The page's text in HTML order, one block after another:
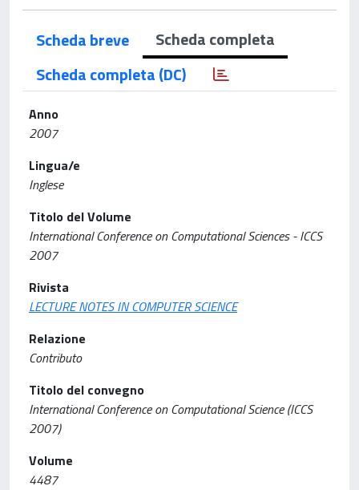
Scheda breve
Scheda completa
Scheda completa (DC)
Anno
2007
Lingua/e
Inglese
Titolo del Volume
International Conference on Computational Sciences - ICCS
2007
Rivista
LECTURE NOTES IN COMPUTER SCIENCE
Relazione
Contributo
Titolo del convegno
International Conference on Computational Science (ICCS
2007)
Volume
4487